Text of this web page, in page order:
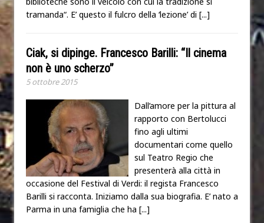
tramanda“. E’ questo il fulcro della ‘lezione’ di [...]
Ciak, si dipinge. Francesco Barilli: “Il cinema
non è uno scherzo”
5 ottobre 2015
Dall’amore per la pittura al
rapporto con Bertolucci
fino agli ultimi
documentari come quello
sul Teatro Regio che
presenterà alla città in
occasione del Festival di Verdi: il regista Francesco
Barilli si racconta. Iniziamo dalla sua biografia. E’ nato a
Parma in una famiglia che ha [...]